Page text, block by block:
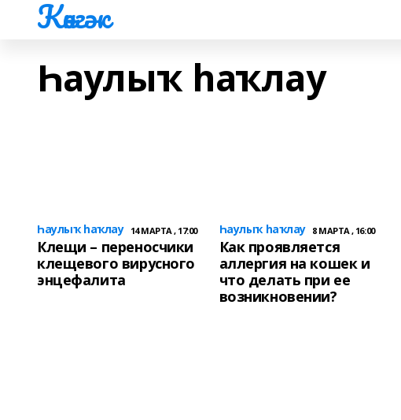
Көнгәк
Һаулыҡ һаҡлау
Һаулыҡ һаҡлау 14 МАРТА , 17:00
Клещи – переносчики
клещевого вирусного
энцефалита
Һаулыҡ һаҡлау 8 МАРТА , 16:00
Как проявляется
аллергия на кошек и
что делать при ее
возникновении?